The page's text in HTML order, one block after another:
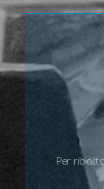
Per